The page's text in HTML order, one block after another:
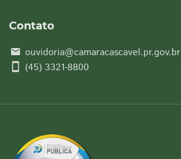
Contato
email ouvidoria@camaracascavel.pr.gov.br
smartphone (45) 3321-8800